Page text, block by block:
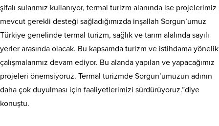
şifalı sularımız kullanıyor, termal turizm alanında ise projelerimiz
mevcut gerekli desteği sağladığımızda inşallah Sorgun’umuz
Türkiye genelinde termal turizm, sağlık ve tarım alalında sayılı
yerler arasında olacak. Bu kapsamda turizm ve istihdama yönelik
çalışmalarımız devam ediyor. Bu alanda yapılan ve yapacağımız
projeleri önemsiyoruz. Termal turizmde Sorgun’umuzun adının
daha çok duyulması için faaliyetlerimizi sürdürüyoruz.”diye
konuştu.